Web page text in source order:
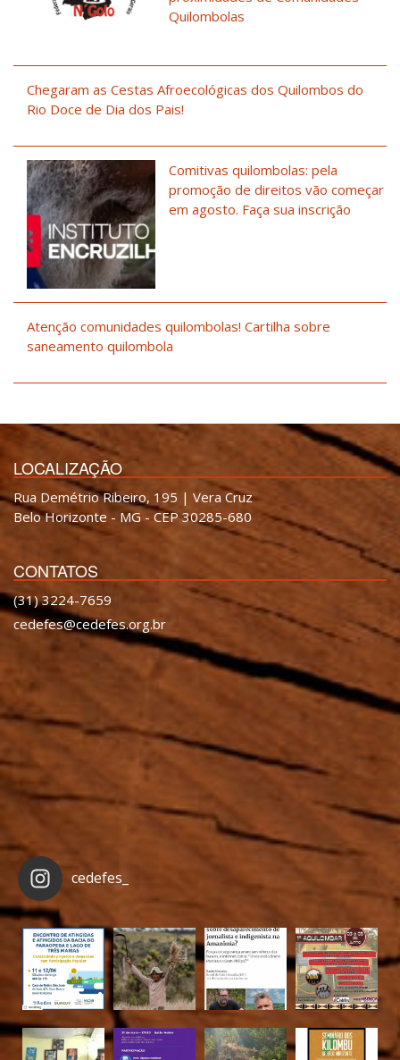
Quilombolas
Chegaram as Cestas Afroecológicas dos Quilombos do
Rio Doce de Dia dos Pais!
Comitivas quilombolas: pela
promoção de direitos vão começar
em agosto. Faça sua inscrição
Atenção comunidades quilombolas! Cartilha sobre
saneamento quilombola
LOCALIZAÇÃO
Rua Demétrio Ribeiro, 195 | Vera Cruz
Belo Horizonte - MG - CEP 30285-680
CONTATOS
(31) 3224-7659
cedefes@cedefes.org.br
cedefes_